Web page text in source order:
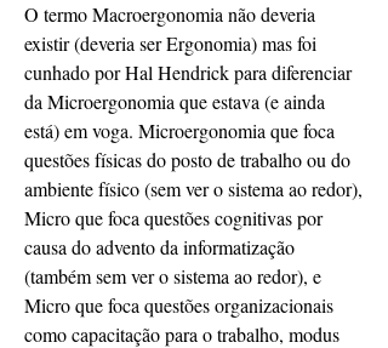
O termo Macroergonomia não deveria
existir (deveria ser Ergonomia) mas foi
cunhado por Hal Hendrick para diferenciar
da Microergonomia que estava (e ainda
está) em voga. Microergonomia que foca
questões físicas do posto de trabalho ou do
ambiente físico (sem ver o sistema ao redor),
Micro que foca questões cognitivas por
causa do advento da informatização
(também sem ver o sistema ao redor), e
Micro que foca questões organizacionais
como capacitação para o trabalho, modus